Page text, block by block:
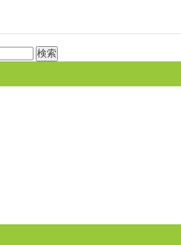
都心から近く、多くの人がマグロを食べに訪れる観光